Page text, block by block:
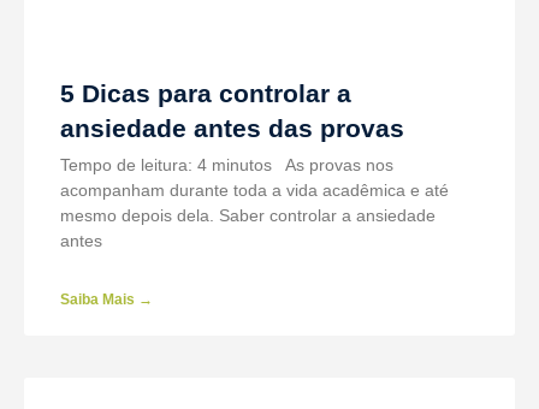
5 Dicas para controlar a
ansiedade antes das provas
Tempo de leitura: 4 minutos As provas nos
acompanham durante toda a vida acadêmica e até
mesmo depois dela. Saber controlar a ansiedade
antes
Saiba Mais →